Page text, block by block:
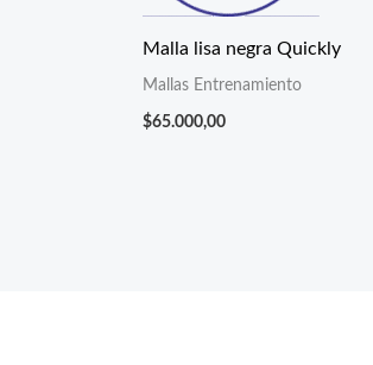
Malla lisa negra Quickly
Mallas Entrenamiento
$65.000,00